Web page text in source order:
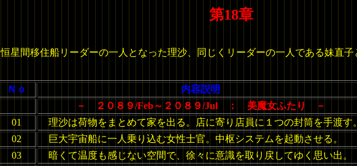
第18章
恒星間移住船リーダーの一人となった理沙、同じくリーダーの一人である妹直
Ｎｏ 内容説明
－ ２０８９/Feb～２０８９/Jul ： 美魔女ふたり －
01
理沙は荷物をまとめて家を出る。店に寄り店員に１つの封筒を手渡す。
02
巨大宇宙船に一人乗り込む女性士官。中枢システムを起動させる。
03
暗くて温度も感じない空間で、徐々に意識を取り戻してゆく思い出。